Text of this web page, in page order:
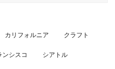
カリフォルニア クラフト
ンシスコ シアトル